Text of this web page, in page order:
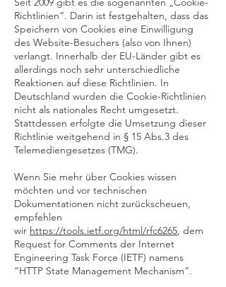
Richtlinien“. Darin ist festgehalten, dass das
Speichern von Cookies eine Einwilligung
des Website-Besuchers (also von Ihnen)
verlangt. Innerhalb der EU-Länder gibt es
allerdings noch sehr unterschiedliche
Reaktionen auf diese Richtlinien. In
Deutschland wurden die Cookie-Richtlinien
nicht als nationales Recht umgesetzt.
Stattdessen erfolgte die Umsetzung dieser
Richtlinie weitgehend in § 15 Abs.3 des
Telemediengesetzes (TMG).
Wenn Sie mehr über Cookies wissen
möchten und vor technischen
Dokumentationen nicht zurückscheuen,
empfehlen
wir https://tools.ietf.org/html/rfc6265, dem
Request for Comments der Internet
Engineering Task Force (IETF) namens
“HTTP State Management Mechanism”.